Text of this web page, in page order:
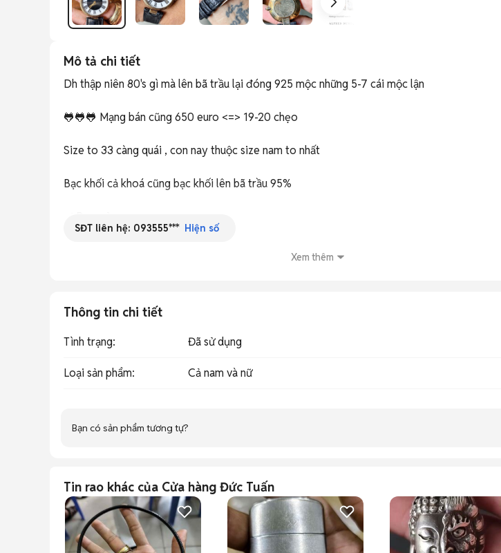
Mô tả chi tiết
Dh thập niên 80's gì mà lên bã trầu lại đóng 925 mộc những 5-7 cái mộc lận
🐸🐸🐸 Mạng bán cũng 650 euro <=> 19-20 chẹo
Size to 33 càng quái , con nay thuộc size nam to nhất
Bạc khối cả khoá cũng bạc khối lên bã trầu 95%
SĐT liên hệ: 093555*** Hiện số
Xem thêm
Thông tin chi tiết
Tình trạng: Đã sử dụng
Loại sản phẩm: Cả nam và nữ
Bạn có sản phẩm tương tự?
Tin rao khác của Cửa hàng Đức Tuấn